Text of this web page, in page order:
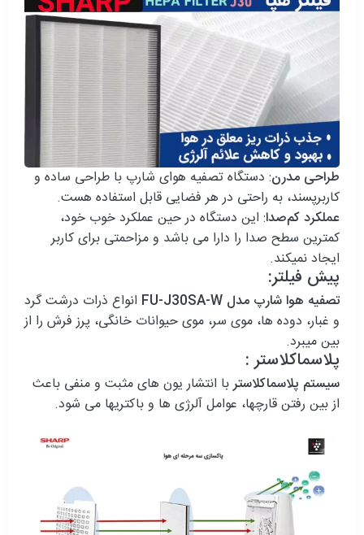
طراحی مدرن: دستگاه تصفیه هوای شارپ با طراحی ساده و
کاربرپسند، به راحتی در هر فضایی قابل استفاده هست.
عملکرد کم‌صدا: این دستگاه‌ در حین عملکرد خوب خود،
کمترین سطح صدا را دارا می باشد و مزاحمتی برای کاربر
ایجاد نمیکند.
پیش فیلتر:
تصفیه هوا شارپ مدل FU-J30SA-W
انواع ذرات درشت گرد
و غبار، دوده ها، موی سر، موی حیوانات خانگی، پرز فرش را از
بین میبرد.
پلاسماکلاستر :
سیستم پلاسماکلاستربا انتشار یون های مثبت و منفی باعث
از بین رفتن قارچها، عوامل آلرژی ها و باکتریها می شود.